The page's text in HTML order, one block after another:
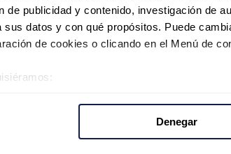
de publicidad y contenido, investigación de
sus datos y con qué propósitos. Puede
de cookies o clicando en el Menú de
Denegar
GW en 2035
en su mix energético hasta el 42 %
se espera que la capacidad de energía